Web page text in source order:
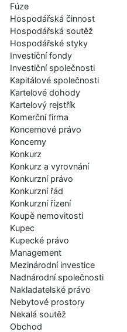
Fúze
Hospodářská činnost
Hospodářská soutěž
Hospodářské styky
Investiční fondy
Investiční společnosti
Kapitálové společnosti
Kartelové dohody
Kartelový rejstřík
Komerční firma
Koncernové právo
Koncerny
Konkurz
Konkurz a vyrovnání
Konkurzní právo
Konkurzní řád
Konkurzní řízení
Koupě nemovitosti
Kupec
Kupecké právo
Management
Mezinárodní investice
Nadnárodní společnosti
Nakladatelské právo
Nebytové prostory
Nekalá soutěž
Obchod